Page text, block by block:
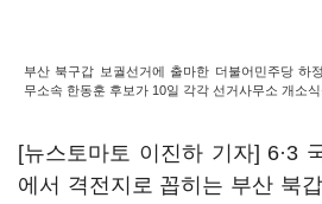
부산 북구갑 보궐선거에 출마한 더불어민주당 하
무소속 한동훈 후보가 10일 각각 선거사무소 개소
[뉴스토마토 이진하 기자] 6·3
에서 격전지로 꼽히는 부산 북